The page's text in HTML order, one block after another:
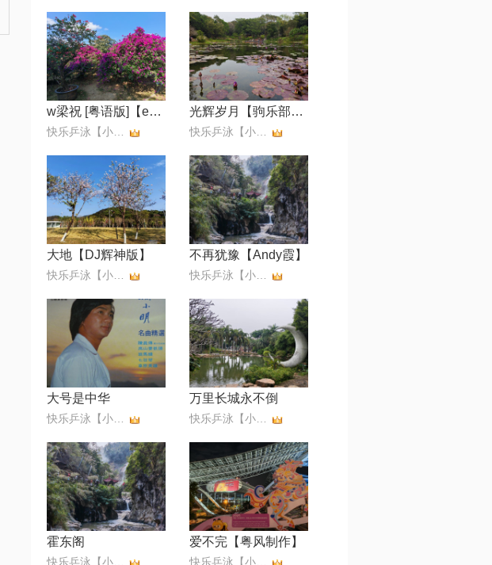
w梁祝 [粤语版]【edit by 风中】 光辉岁月【驹乐部专用】
大地【DJ辉神版】 不再犹豫【Andy霞】
大号是中华 万里长城永不倒
霍东阁 爱不完【粤风制作】